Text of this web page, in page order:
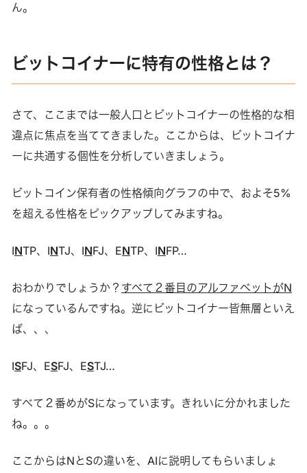
ん。
ビットコイナーに特有の性格とは？
さて、ここまでは一般人口とビットコイナーの性格的な相
違点に焦点を当ててきました。ここからは、ビットコイナ
ーに共通する個性を分析していきましょう。
ビットコイン保有者の性格傾向グラフの中で、およそ5%
を超える性格をピックアップしてみますね。
INTP、INTJ、INFJ、ENTP、INFP…
おわかりでしょうか？ すべて２番目のアルファベットがN
になっているんですね。逆にビットコイナー皆無層といえ
ば、、、
ISFJ、ESFJ、ESTJ…
すべて２番めがSになっています。きれいに分かれました
ね。。。
ここからはNとSの違いを、AIに説明してもらいましょ